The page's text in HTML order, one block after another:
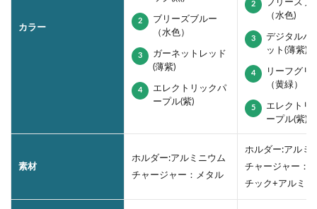
カラー
ブリーズブルー
（水色）
ガーネットレッド
(薄紫)
エレクトリックパ
ープル(紫)
ブリーズブ
（水色)
デジタルバ
ット(薄紫)
リーフグリ
（黄緑）
エレクトリ
ープル(紫)
素材
ホルダー:アルミニウム
チャージャー：メタル
ホルダー:アルミ
チャージャー：
チック+アルミ